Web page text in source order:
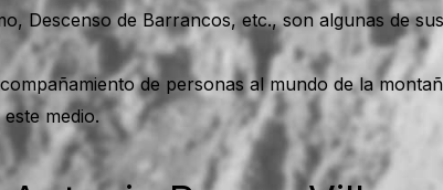
Descenso de Barrancos, etc., son algunas de
de personas al mundo de la
medio.